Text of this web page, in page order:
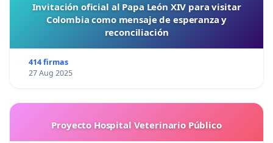
Invitación oficial al Papa León XIV para visitar
Colombia como mensaje de esperanza y
reconciliación
414 firmas
27 Aug 2025
Proyecto Hospital Veterinario Público